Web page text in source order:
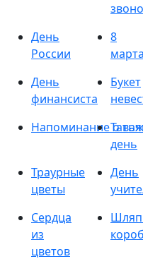
День
России
8
марта
День
финансиста
Букет
Напоминание о
день
Траурные
цветы
День
Сердца
из
цветов